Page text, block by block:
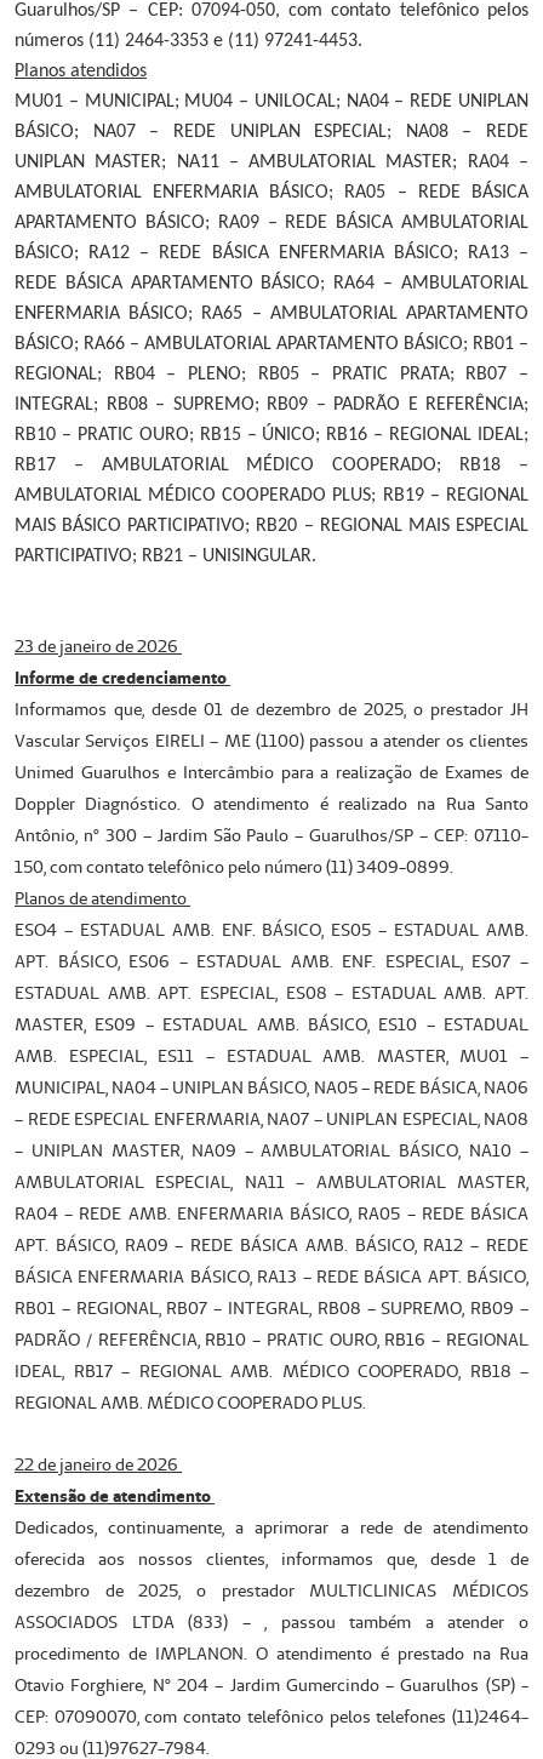
Guarulhos/SP – CEP: 07094-050, com contato telefônico pelos
números (11) 2464-3353 e (11) 97241-4453.
Planos atendidos
MU01 – MUNICIPAL; MU04 – UNILOCAL; NA04 – REDE UNIPLAN
BÁSICO; NA07 – REDE UNIPLAN ESPECIAL; NA08 – REDE
UNIPLAN MASTER; NA11 – AMBULATORIAL MASTER; RA04 –
AMBULATORIAL ENFERMARIA BÁSICO; RA05 – REDE BÁSICA
APARTAMENTO BÁSICO; RA09 – REDE BÁSICA AMBULATORIAL
BÁSICO; RA12 – REDE BÁSICA ENFERMARIA BÁSICO; RA13 –
REDE BÁSICA APARTAMENTO BÁSICO; RA64 – AMBULATORIAL
ENFERMARIA BÁSICO; RA65 – AMBULATORIAL APARTAMENTO
BÁSICO; RA66 – AMBULATORIAL APARTAMENTO BÁSICO; RB01 –
REGIONAL; RB04 – PLENO; RB05 – PRATIC PRATA; RB07 –
INTEGRAL; RB08 – SUPREMO; RB09 – PADRÃO E REFERÊNCIA;
RB10 – PRATIC OURO; RB15 – ÚNICO; RB16 – REGIONAL IDEAL;
RB17 – AMBULATORIAL MÉDICO COOPERADO; RB18 –
AMBULATORIAL MÉDICO COOPERADO PLUS; RB19 – REGIONAL
MAIS BÁSICO PARTICIPATIVO; RB20 – REGIONAL MAIS ESPECIAL
PARTICIPATIVO; RB21 – UNISINGULAR.
23 de janeiro de 2026
Informe de credenciamento
Informamos que, desde 01 de dezembro de 2025, o prestador JH
Vascular Serviços EIRELI – ME (1100) passou a atender os clientes
Unimed Guarulhos e Intercâmbio para a realização de Exames de
Doppler Diagnóstico. O atendimento é realizado na Rua Santo
Antônio, nº 300 – Jardim São Paulo – Guarulhos/SP – CEP: 07110-
150, com contato telefônico pelo número (11) 3409-0899.
Planos de atendimento
ESO4 – ESTADUAL AMB. ENF. BÁSICO, ES05 – ESTADUAL AMB.
APT. BÁSICO, ES06 – ESTADUAL AMB. ENF. ESPECIAL, ES07 –
ESTADUAL AMB. APT. ESPECIAL, ES08 – ESTADUAL AMB. APT.
MASTER, ES09 – ESTADUAL AMB. BÁSICO, ES10 – ESTADUAL
AMB. ESPECIAL, ES11 – ESTADUAL AMB. MASTER, MU01 –
MUNICIPAL, NA04 – UNIPLAN BÁSICO, NA05 – REDE BÁSICA, NA06
– REDE ESPECIAL ENFERMARIA, NA07 – UNIPLAN ESPECIAL, NA08
– UNIPLAN MASTER, NA09 – AMBULATORIAL BÁSICO, NA10 –
AMBULATORIAL ESPECIAL, NA11 – AMBULATORIAL MASTER,
RA04 – REDE AMB. ENFERMARIA BÁSICO, RA05 – REDE BÁSICA
APT. BÁSICO, RA09 – REDE BÁSICA AMB. BÁSICO, RA12 – REDE
BÁSICA ENFERMARIA BÁSICO, RA13 – REDE BÁSICA APT. BÁSICO,
RB01 – REGIONAL, RB07 – INTEGRAL, RB08 – SUPREMO, RB09 –
PADRÃO / REFERÊNCIA, RB10 – PRATIC OURO, RB16 – REGIONAL
IDEAL, RB17 – REGIONAL AMB. MÉDICO COOPERADO, RB18 –
REGIONAL AMB. MÉDICO COOPERADO PLUS.
22 de janeiro de 2026
Extensão de atendimento
Dedicados, continuamente, a aprimorar a rede de atendimento
oferecida aos nossos clientes, informamos que, desde 1 de
dezembro de 2025, o prestador MULTICLINICAS MÉDICOS
ASSOCIADOS LTDA (833) – , passou também a atender o
procedimento de IMPLANON. O atendimento é prestado na Rua
Otavio Forghiere, Nº 204 – Jardim Gumercindo – Guarulhos (SP) -
CEP: 07090070, com contato telefônico pelos telefones (11)2464-
0293 ou (11)97627-7984.